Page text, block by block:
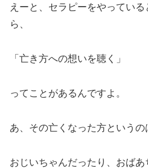
えーと、セラピーをやってい
ら、
「亡き方への想いを聴く」
ってことがあるんですよ。
あ、その亡くなった方という
おじいちゃんだったり、おばあ